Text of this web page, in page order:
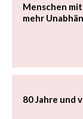
Menschen
mehr
80 Jahre und